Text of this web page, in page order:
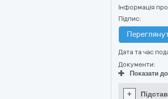
Інформація
Підпис:
Дата та час
Документи:
Показати
+